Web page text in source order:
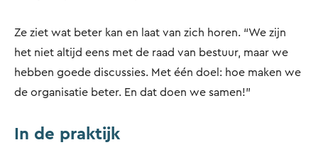
Ze ziet wat beter kan en laat van zich horen. “We zijn
het niet altijd eens met de raad van bestuur, maar we
hebben goede discussies. Met één doel: hoe maken we
de organisatie beter. En dat doen we samen!”
In de praktijk